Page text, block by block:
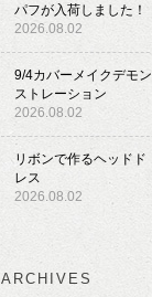
パフが入荷しました！
2026.08.02
9/4カバーメイクデモン
ストレーション
2026.08.02
リボンで作るヘッドド
レス
2026.08.02
ARCHIVES